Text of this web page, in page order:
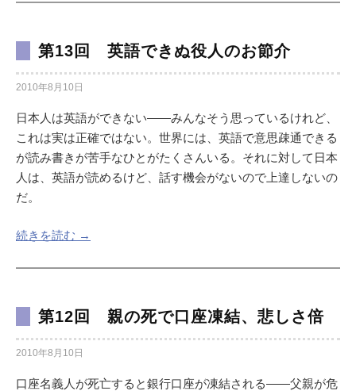
第13回 英語できぬ役人のお節介
2010年8月10日
日本人は英語ができない――みんなそう思っているけれど、
これは実は正確ではない。世界には、英語で意思疎通できる
が読み書きが苦手なひとがたくさんいる。それに対して日本
人は、英語が読めるけど、話す機会がないので上達しないの
だ。
続きを読む →
第12回 親の死で口座凍結、悲しさ倍
2010年8月10日
口座名義人が死亡すると銀行口座が凍結される――父親が危